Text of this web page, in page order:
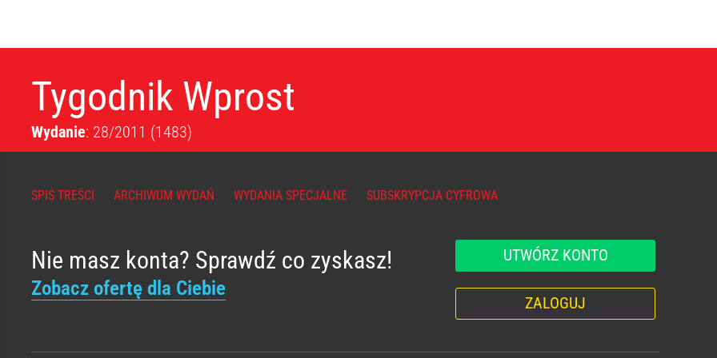
Tygodnik Wprost
Wydanie: 28/2011 (1483)
SPIS TREŚCI ARCHIWUM WYDAŃ WYDANIA SPECJALNE SUBSKRYPCJA CYFROWA
Nie masz konta? Sprawdź co zyskasz!
Zobacz ofertę dla Ciebie
UTWÓRZ KONTO
ZALOGUJ